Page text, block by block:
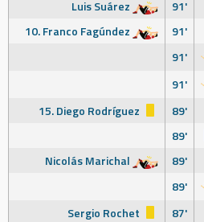
Luis Suárez
91'
10. Franco Fagúndez
91'
91'
91'
15. Diego Rodríguez
89'
89'
Nicolás Marichal
89'
89'
Sergio Rochet
87'